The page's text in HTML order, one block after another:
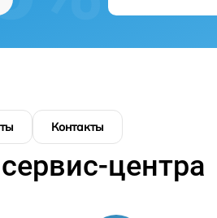
Контакты
центра